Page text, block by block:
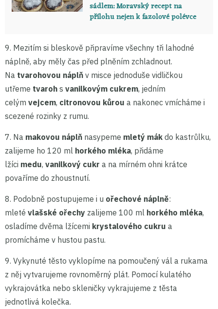
sádlem: Moravský recept na
přílohu nejen k fazolové polévce
9. Mezitím si bleskově připravíme všechny tři lahodné
náplně, aby měly čas před plněním zchladnout.
Na tvarohovou náplň v misce jednoduše vidličkou
utřeme tvaroh s vanilkovým cukrem, jedním
celým vejcem, citronovou kůrou a nakonec vmícháme i
scezené rozinky z rumu.
7. Na makovou náplň nasypeme mletý mák do kastrůlku,
zalijeme ho 120 ml horkého mléka, přidáme
lžíci medu, vanilkový cukr a na mírném ohni krátce
povaříme do zhoustnutí.
8. Podobně postupujeme i u ořechové náplně:
mleté vlašské ořechy zalijeme 100 ml horkého mléka,
osladíme dvěma lžícemi krystalového cukru a
promícháme v hustou pastu.
9. Vykynuté těsto vyklopíme na pomoučený vál a rukama
z něj vytvarujeme rovnoměrný plát. Pomocí kulatého
vykrajovátka nebo skleničky vykrajujeme z těsta
jednotlivá kolečka.